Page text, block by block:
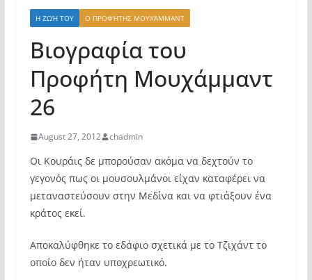
Η ΖΩΉ ΤΟΥ Ο ΠΡΟΦΉΤΗΣ ΜΟΥΧΆΜΜΑΝΤ
Βιογραφία του
Προφήτη Μουχάμμαντ
26
August 27, 2012 chadmin
Οι Κουράις δε μπορούσαν ακόμα να δεχτούν το
γεγονός πως οι μουσουλμάνοι είχαν καταφέρει να
μεταναστεύσουν στην Μεδίνα και να φτιάξουν ένα
κράτος εκεί.
Αποκαλύφθηκε το εδάφιο σχετικά με το Τζιχάντ το
οποίο δεν ήταν υποχρεωτικό.